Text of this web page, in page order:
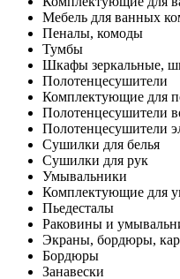
Мебель для ванных
Пеналы, комоды
Тумбы
Шкафы зеркальные,
Полотенцесушители
Комплектующие для
Полотенцесушители
Полотенцесушители
Сушилки для белья
Сушилки для рук
Умывальники
Комплектующие для
Пьедесталы
Раковины и
Экраны, бордюры,
Бордюры
Занавески